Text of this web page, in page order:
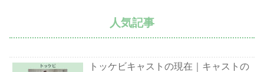
人気記事
トッケビキャストの現在｜キャストの